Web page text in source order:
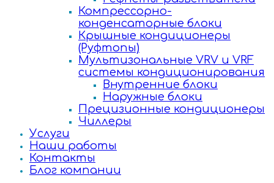
Компрессорно-
конденсаторные блоки
Крышные кондиционеры
(Руфтопы)
Мультизональные VRV и VRF
системы кондиционирования
Внутренние блоки
Наружные блоки
Прецизионные кондиционеры
Чиллеры
Услуги
Наши работы
Контакты
Блог компании